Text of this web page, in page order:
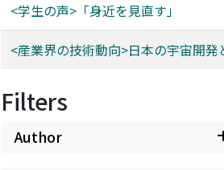
<学生の声>「身近を見直す」
<産業界の技術動向>日本の宇宙開発
Filters
Author